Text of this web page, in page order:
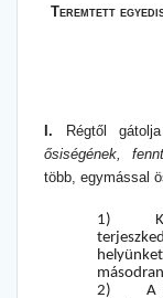
Teremtett
I. Régtől
ősiségének,
több, egymással
1)
2)
A